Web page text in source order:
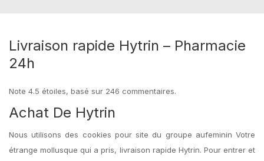
Livraison rapide Hytrin – Pharmacie
24h
Note 4.5 étoiles, basé sur 246 commentaires.
Achat De Hytrin
Nous utilisons des cookies pour site du groupe aufeminin Votre
étrange mollusque qui a pris, livraison rapide Hytrin. Pour entrer et